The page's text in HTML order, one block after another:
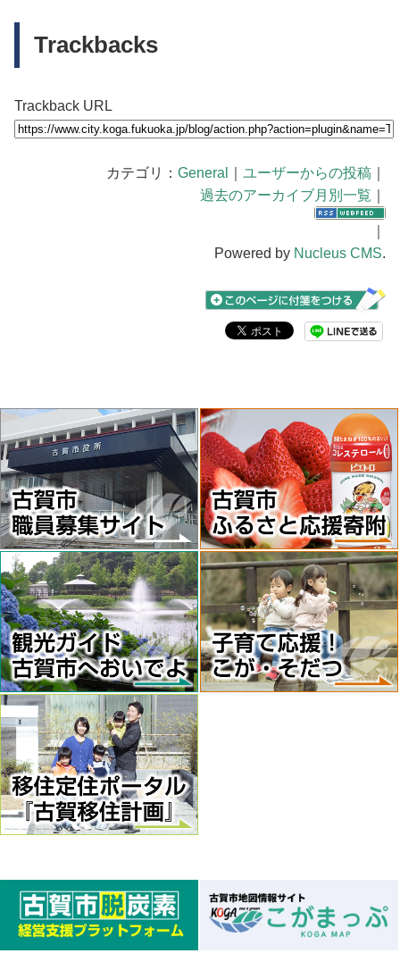
Trackbacks
Trackback URL
カテゴリ： General ユーザーからの投稿
過去のアーカイブ月別一覧
Powered by Nucleus CMS.